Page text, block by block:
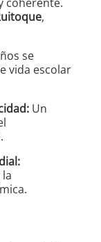
coherente.
,
se
vida escolar
Un